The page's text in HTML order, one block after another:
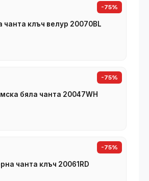
-75%
клъч велур 20070BL
-75%
бяла чанта 20047WH
-75%
чанта клъч 20061RD